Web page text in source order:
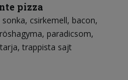
pizza
sonka csirkemell bacon
paradicsom
trappista sajt